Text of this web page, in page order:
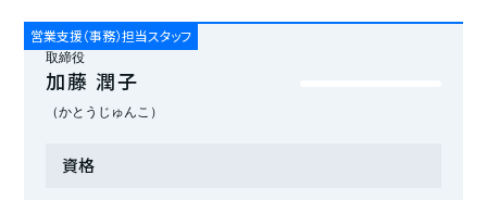
営業支援（事務）担当スタッフ
取締役
加藤 潤子
（かとうじゅんこ）
資格